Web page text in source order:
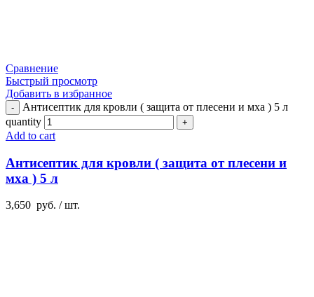
Сравнение
Быстрый просмотр
Добавить в избранное
Антисептик для кровли ( защита от плесени и мха ) 5 л
quantity
Add to cart
Антисептик для кровли ( защита от плесени и
мха ) 5 л
3,650 руб. / шт.